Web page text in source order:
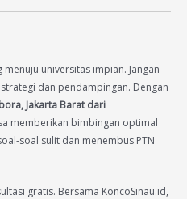
menuju universitas impian. Jangan
dan pendampingan. Dengan
Jakarta Barat dari
memberikan bimbingan optimal
soal sulit dan menembus PTN
gratis. Bersama KoncoSinau.id,